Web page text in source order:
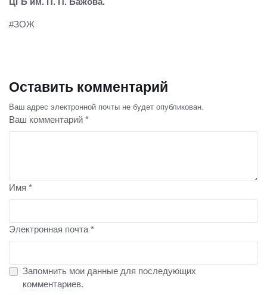
#ЗОЖ
Оставить комментарий
Ваш адрес электронной почты не будет опубликован.
Ваш комментарий *
Имя *
Электронная почта *
Запомнить мои данные для последующих
комментариев.